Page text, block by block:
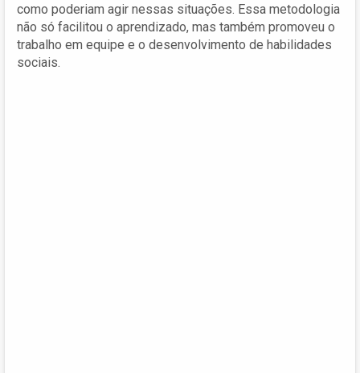
como poderiam agir nessas situações. Essa metodologia
não só facilitou o aprendizado, mas também promoveu o
trabalho em equipe e o desenvolvimento de habilidades
sociais.